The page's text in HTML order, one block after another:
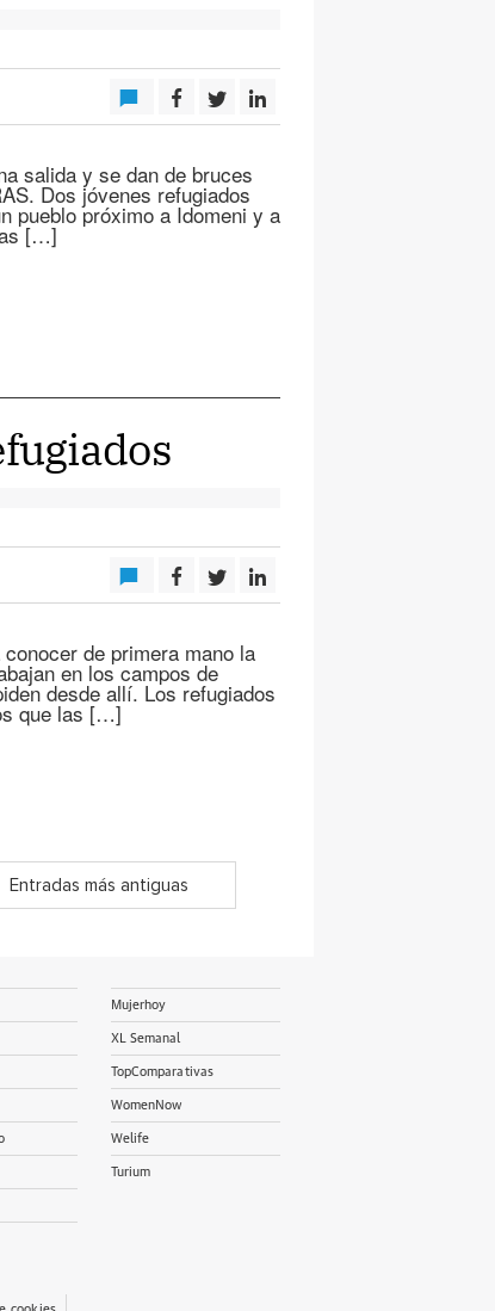
salida y se dan de bruces
Dos jóvenes refugiados
pueblo próximo a Idomeni y a
[…]
de primera mano la
en los campos de
desde allí. Los refugiados
que las […]
Entradas más antiguas
Mujerhoy
XL Semanal
TopComparativas
WomenNow
Welife
Turium